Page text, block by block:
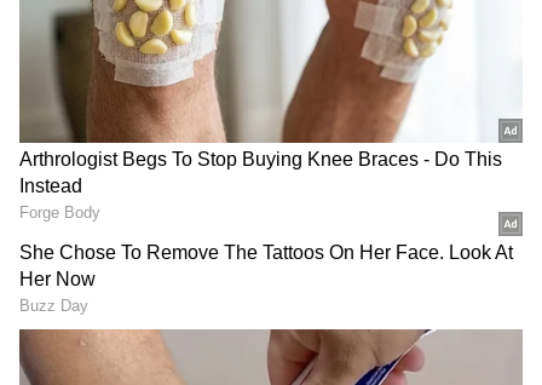
ಇದೀಗ ಮಾತನ್ನು ಅಭಿಮಾನಿಗಳು ಟೀಂ ಇಂಡಿಯಾಗೆ
ಬಳಸಿದ್ದಾರೆ. ಸದ್ಯದ ಟೀಂ ಇಂಡಿಯಾ ಐಪಿಎಲ್ ಟೂರ್ನಿ
ಆಡಲು ಸೂಕ್ತ. ಜಿದ್ದಾಜಿದ್ದಿನ ಹೋರಾಟ, ಸ್ಲೆಡ್ಜಿಂಗ್, ಹೊಡಿ
ಬಡಿ ಆಟ, ಸೆಂಚುರಿ, ದಾಖಲೆ ಎಲ್ಲವೂ ಐಪಿಎಲ್
ಟೂರ್ನಿಯಲ್ಲಿ ಮಾತ್ರ. ಆದರೆ ಐಸಿಸಿ ಟೂರ್ನಿ ಬಂದಾಗ
Liveಸೇರಿದಂತೆ ಟೀಂ ಇಂಡಿಯಾದ ಬ್ರೇಕಿಂಗ್ ಸುದ್ದಿ
Cricket News in Kannada ), ವಿಶೇಷ ವರದಿಗಳು
ಮತ್ತು ನೇರ ಪ್ರಸಾರಗಳೊಂದಿಗೆ ಸಂಪೂರ್ಣ ಮಾಹಿತಿ
ನಿಮ್ಮ ಒಂದೇ ಕ್ಲಿಕ್‌ನಲ್ಲಿ ಲಭ್ಯ. ಏಷ್ಯಾನೆಟ್ ಸುವರ್ಣ
ನ್ಯೂಸ್ ಅಧಿಕೃತ ಆ್ಯಪ್ ಡೌನ್‌ಲೋಡ್ ಮಾಡಿ ಹಾಗೂ
ಎಲ್ಲಾ ಅಪ್‌ಡೇಟ್ ಗಳನ್ನು ಪಡೆಯಿರಿ.